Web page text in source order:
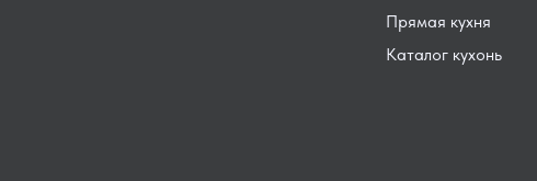
Прямая кухня
Каталог кухонь